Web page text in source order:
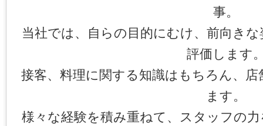
事。
当社では、自らの目的にむけ、前向き
評価します
接客、料理に関する知識はもちろん、
ます。
様々な経験を積み重ねて、スタッフの